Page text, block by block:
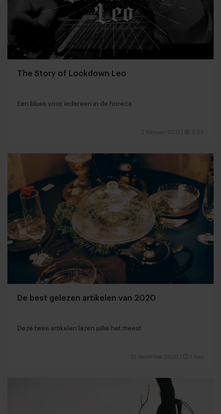
The Story of Lockdown Leo
Een blues voor iedereen in de horeca
2 februari 2021 3:03
De best gelezen artikelen van 2020
Deze twee artikelen lazen jullie het meest
31 december 2020 1 min